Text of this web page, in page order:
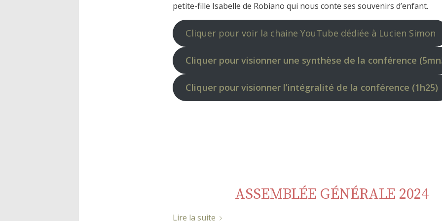
petite-fille Isabelle de Robiano qui nous conte ses souvenirs d’enfant.
Cliquer pour voir la chaine YouTube dédiée à Lucien Simon
Cliquer pour visionner une synthèse de la conférence
Cliquer pour visionner l’intégralité de la conférence (1h25)
ASSEMBLÉE GÉNÉRALE 2024
Lire la suite